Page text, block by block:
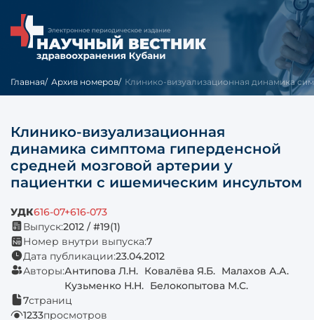
Главная Архив номеров Клинико-визуализационная динамика
Клинико-визуализационная
динамика симптома гиперденсной
средней мозговой артерии у
пациентки с ишемическим инсультом
УДК616-07+616-073
Выпуск:2012 / #19(1)
Номер внутри выпуска:7
Дата публикации:23.04.2012
Авторы:Антипова Л.Н. Ковалёва Я.Б. Малахов А.А.
Кузьменко Н.Н. Белокопытова М.С.
7страниц
1233просмотров